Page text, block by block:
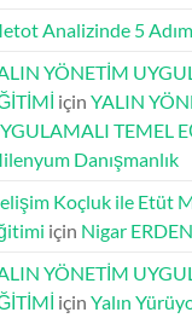
Analizinde 5 Adım
YÖNETİM
için YALIN
TEMEL
Danışmanlık
Koçluk ile Etüt
için Nigar ERDEN
YÖNETİM
için Yalın